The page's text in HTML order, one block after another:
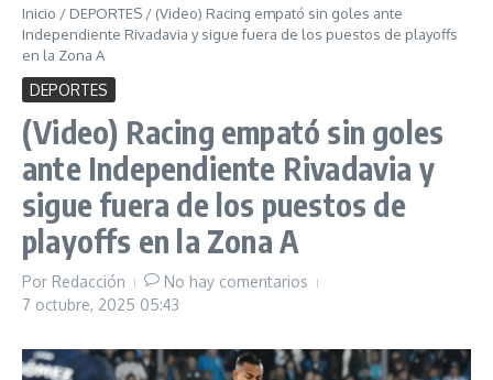
Inicio / DEPORTES / (Video) Racing empató sin goles ante
Independiente Rivadavia y sigue fuera de los puestos de playoffs
en la Zona A
DEPORTES
(Video) Racing empató sin goles
ante Independiente Rivadavia y
sigue fuera de los puestos de
playoffs en la Zona A
Por Redacción
No hay comentarios
7 octubre, 2025 05:43